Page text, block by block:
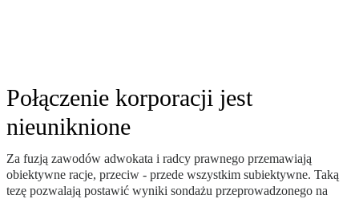
Połączenie korporacji jest
nieuniknione
Za fuzją zawodów adwokata i radcy prawnego przemawiają
obiektywne racje, przeciw - przede wszystkim subiektywne. Taką
tezę pozwalają postawić wyniki sondażu przeprowadzonego na